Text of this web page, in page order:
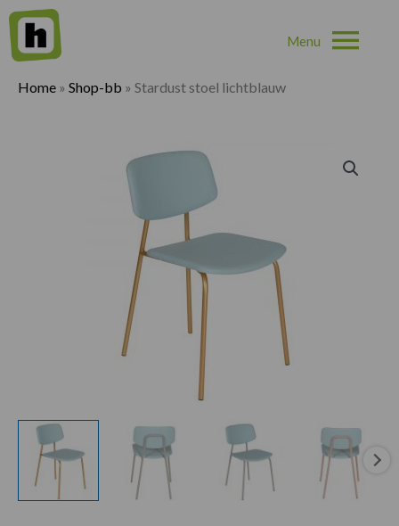
Home » Shop-bb » Stardust stoel lichtblauw